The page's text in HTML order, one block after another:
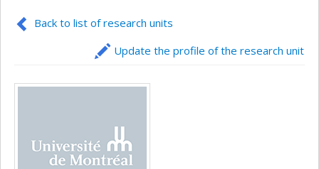
Back to list of research units
Update the profile of the research unit